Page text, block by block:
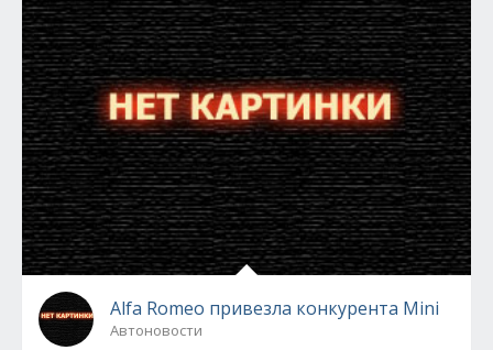
Alfa Romeo привезла конкурента Mini
Автоновости